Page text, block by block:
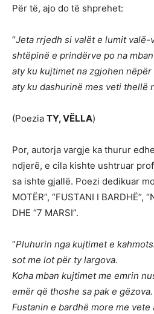
Për të, ajo do të shprehet:
“Jeta rrjedh si valët e lumit valë-
shtëpinë e prindërve po na
aty ku kujtimet na zgjohen nëpër
aty ku dashurinë mes veti thellë
(Poezia TY, VËLLA)
Por, autorja vargje ka thurur
ndjerë, e cila kishte ushtruar
sa ishte gjallë. Poezi dedikuar
MOTËR”, “FUSTANI I BARDHË”,
DHE “7 MARSI”.
“Pluhurin nga kujtimet e
sot me lot për ty largova.
Koha mban kujtimet me emrin
emër që thoshe sa pak e gëzova.
Fustanin e bardhë more me vete